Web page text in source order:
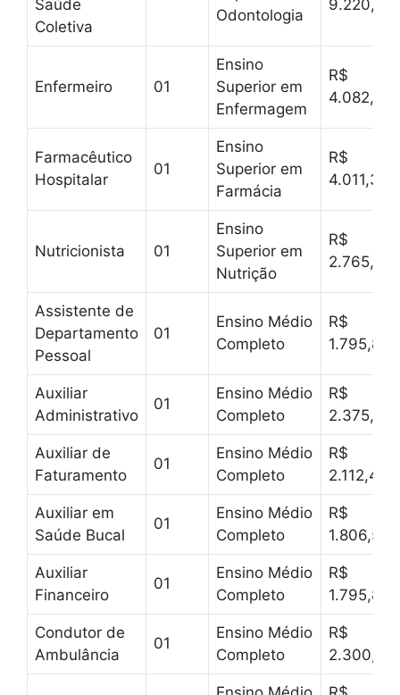
Saúde
Coletiva
Odontologia
9.220,98
Enfermeiro 01
Ensino
Superior em
Enfermagem
R$
4.082,90
Farmacêutico
Hospitalar
01
Ensino
Superior em
Farmácia
R$
4.011,32
Nutricionista 01
Ensino
Superior em
Nutrição
R$
2.765,04
Assistente de
Departamento
Pessoal
01
Ensino Médio
Completo
R$
1.795,81
Auxiliar
Administrativo
01
Ensino Médio
Completo
R$
2.375,81
Auxiliar de
Faturamento
01
Ensino Médio
Completo
R$
2.112,47
Auxiliar em
Saúde Bucal
01
Ensino Médio
Completo
R$
1.806,56
Auxiliar
Financeiro
01
Ensino Médio
Completo
R$
1.795,89
Condutor de
Ambulância
01
Ensino Médio
Completo
R$
2.300,00